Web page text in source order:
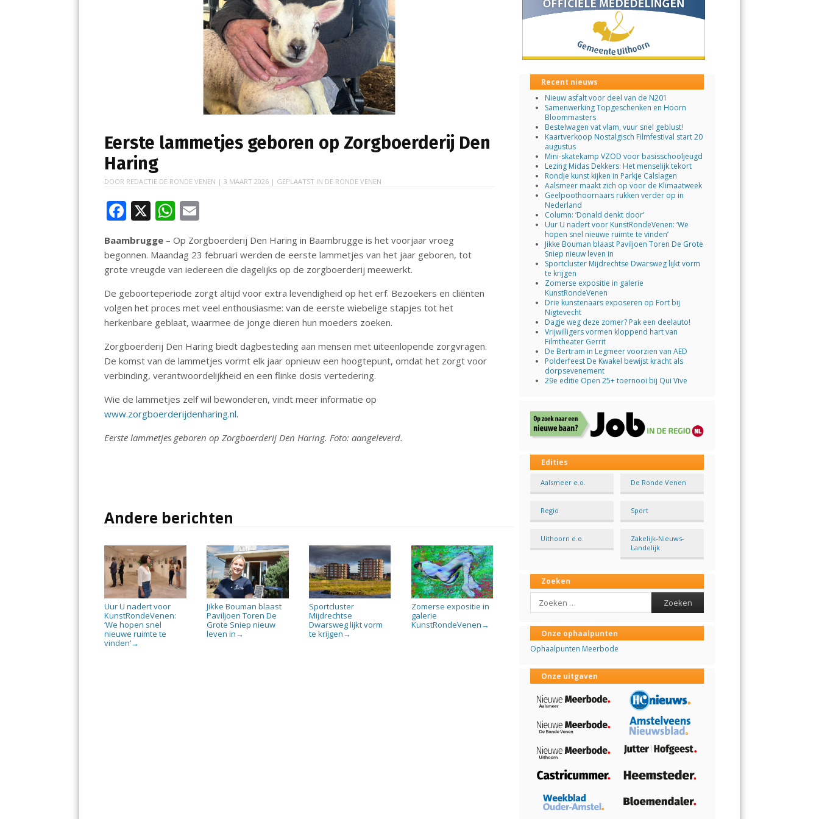
Eerste lammetjes geboren op Zorgboerderij Den
Haring
DOOR REDACTIE DE RONDE VENEN |3 MAART 2026 | GEPLAATST IN DE RONDE VENEN
F
ac
e
b
o
o
k
X W
h
at
s
A
p
p
ai
l
Baambrugge – Op Zorgboerderij Den Haring in Baambrugge is het voorjaar vroeg
begonnen. Maandag 23 februari werden de eerste lammetjes van het jaar geboren, tot
grote vreugde van iedereen die dagelijks op de zorgboerderij meewerkt.
De geboorteperiode zorgt altijd voor extra levendigheid op het erf. Bezoekers en cliënten
volgen het proces met veel enthousiasme: van de eerste wiebelige stapjes tot het
herkenbare geblaat, waarmee de jonge dieren hun moeders zoeken.
Zorgboerderij Den Haring biedt dagbesteding aan mensen met uiteenlopende zorgvragen.
De komst van de lammetjes vormt elk jaar opnieuw een hoogtepunt, omdat het zorgt voor
verbinding, verantwoordelijkheid en een flinke dosis vertedering.
Wie de lammetjes zelf wil bewonderen, vindt meer informatie op
www.zorgboerderijdenharing.nl.
Eerste lammetjes geboren op Zorgboerderij Den Haring. Foto: aangeleverd.
Andere berichten
Uur U nadert voor
KunstRondeVenen:
‘We hopen snel
nieuwe ruimte te
vinden’→
Jikke Bouman blaast
Paviljoen Toren De
Grote Sniep nieuw
leven in →
Sportcluster
Mijdrechtse
Dwarsweg lijkt vorm
te krijgen →
Zomerse expositie in
galerie
KunstRondeVenen →
Recent nieuws
Nieuw asfalt voor deel van de N201
Samenwerking Topgeschenken en Hoorn
Bloommasters
Bestelwagen vat vlam, vuur snel geblust!
Kaartverkoop Nostalgisch Filmfestival start 20
augustus
Mini-skatekamp VZOD voor basisschooljeugd
Lezing Midas Dekkers: Het menselijk tekort
Rondje kunst kijken in Parkje Calslagen
Aalsmeer maakt zich op voor de Klimaatweek
Geelpoothoornaars rukken verder op in
Nederland
Column: ‘Donald denkt door’
Uur U nadert voor KunstRondeVenen: ‘We
hopen snel nieuwe ruimte te vinden’
Jikke Bouman blaast Paviljoen Toren De Grote
Sniep nieuw leven in
Sportcluster Mijdrechtse Dwarsweg lijkt vorm
te krijgen
Zomerse expositie in galerie
KunstRondeVenen
Drie kunstenaars exposeren op Fort bij
Nigtevecht
Dagje weg deze zomer? Pak een deelauto!
Vrijwilligers vormen kloppend hart van
Filmtheater Gerrit
De Bertram in Legmeer voorzien van AED
Polderfeest De Kwakel bewijst kracht als
dorpsevenement
29e editie Open 25+ toernooi bij Qui Vive
Edities
Aalsmeer e.o. De Ronde Venen
Regio Sport
Uithoorn e.o.
Zakelijk-Nieuws-
Landelijk
Zoeken
Search
Onze ophaalpunten
Ophaalpunten Meerbode
Onze uitgaven